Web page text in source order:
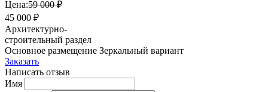
Цена:59 000 ₽
45 000 ₽
Архитектурно-
строительный раздел
Основное размещение Зеркальный вариант
Заказать
Написать отзыв
Имя